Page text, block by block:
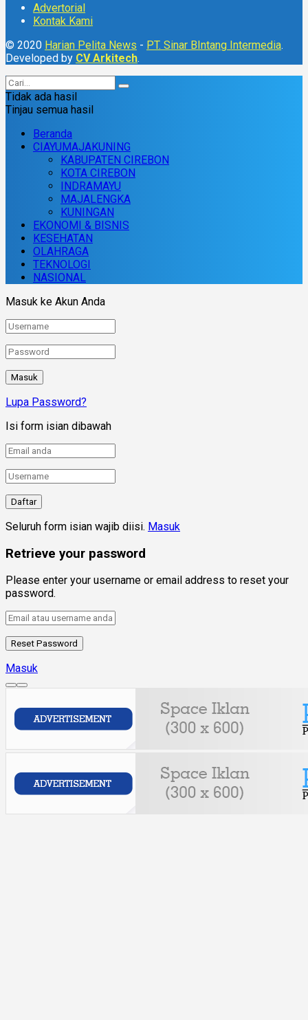
Advertorial
Kontak Kami
© 2020 Harian Pelita News - PT. Sinar BIntang Intermedia.
Developed by CV Arkitech.
Tidak ada hasil
Tinjau semua hasil
Beranda
CIAYUMAJAKUNING
KABUPATEN CIREBON
KOTA CIREBON
INDRAMAYU
MAJALENGKA
KUNINGAN
EKONOMI & BISNIS
KESEHATAN
OLAHRAGA
TEKNOLOGI
NASIONAL
Masuk ke Akun Anda
Lupa Password?
Isi form isian dibawah
Seluruh form isian wajib diisi. Masuk
Retrieve your password
Please enter your username or email address to reset your
password.
Masuk